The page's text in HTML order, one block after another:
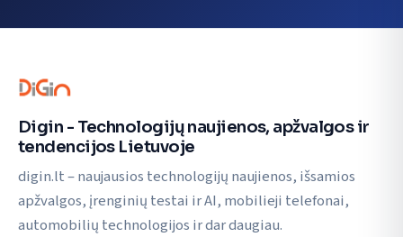
Digin - Technologijų naujienos, apžvalgos ir
tendencijos Lietuvoje
digin.lt – naujausios technologijų naujienos, išsamios
apžvalgos, įrenginių testai ir AI, mobilieji telefonai,
automobilių technologijos ir dar daugiau.